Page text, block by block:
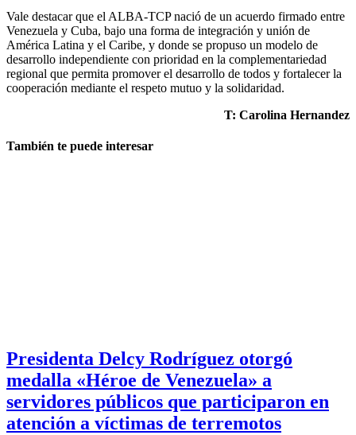
Vale destacar que el ALBA-TCP nació de un acuerdo firmado entre
Venezuela y Cuba, bajo una forma de integración y unión de
América Latina y el Caribe, y donde se propuso un modelo de
desarrollo independiente con prioridad en la complementariedad
regional que permita promover el desarrollo de todos y fortalecer la
cooperación mediante el respeto mutuo y la solidaridad.
T: Carolina Hernandez
También te puede interesar
Presidenta Delcy Rodríguez otorgó
medalla «Héroe de Venezuela» a
servidores públicos que participaron en
atención a víctimas de terremotos